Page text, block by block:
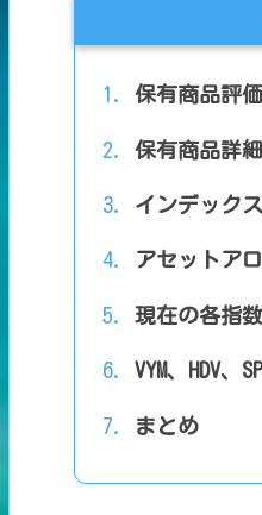
保有商品評
保有商品詳細
インデック
アセットア
現在の各指数
VYM、HDV、
まとめ